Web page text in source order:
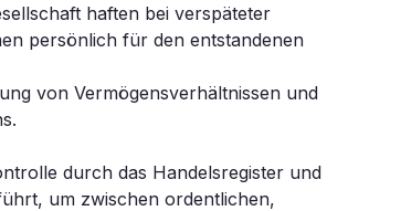
haften bei verspäteter
persönlich für den entstandenen
von Vermögensverhältnissen und
durch das Handelsregister und
um zwischen ordentlichen,